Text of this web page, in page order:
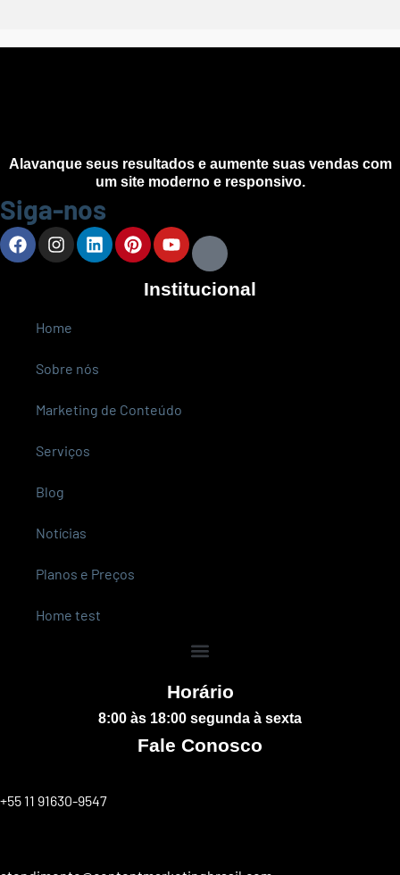
Alavanque seus resultados e aumente suas vendas com
um site moderno e responsivo.
Siga-nos
Institucional
Home
Sobre nós
Marketing de Conteúdo
Serviços
Blog
Notícias
Planos e Preços
Home test
Horário
8:00 às 18:00 segunda à sexta
Fale Conosco
+55 11 91630-9547